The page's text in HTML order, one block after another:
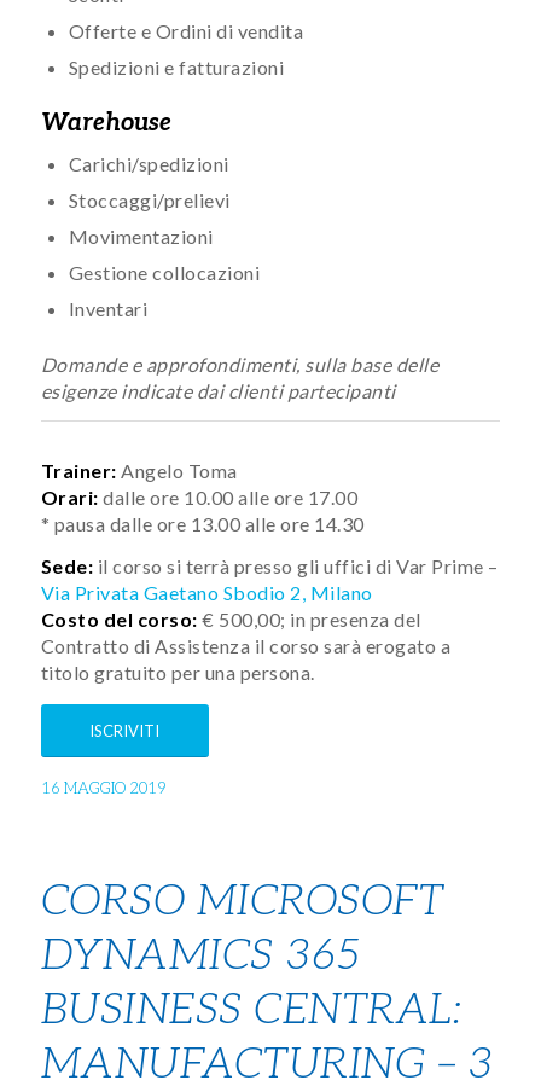
Offerte e Ordini di vendita
Spedizioni e fatturazioni
Warehouse
Carichi/spedizioni
Stoccaggi/prelievi
Movimentazioni
Gestione collocazioni
Inventari
Domande e approfondimenti, sulla base delle
esigenze indicate dai clienti partecipanti
Trainer: Angelo Toma
Orari: dalle ore 10.00 alle ore 17.00
* pausa dalle ore 13.00 alle ore 14.30
Sede: il corso si terrà presso gli uffici di Var Prime –
Via Privata Gaetano Sbodio 2, Milano
Costo del corso: € 500,00; in presenza del
Contratto di Assistenza il corso sarà erogato a
titolo gratuito per una persona.
ISCRIVITI
16 MAGGIO 2019
CORSO MICROSOFT
DYNAMICS 365
BUSINESS CENTRAL:
MANUFACTURING – 3